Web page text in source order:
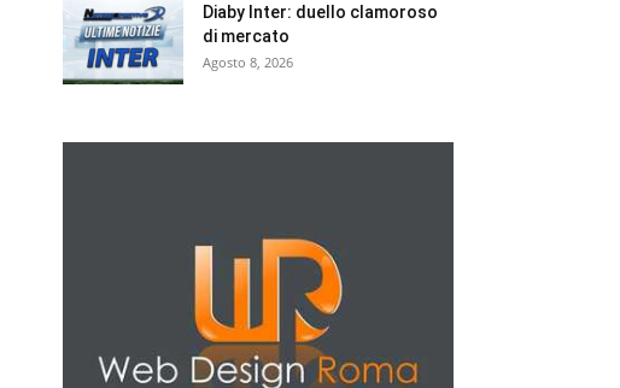
Diaby Inter: duello clamoroso
di mercato
Agosto 8, 2026